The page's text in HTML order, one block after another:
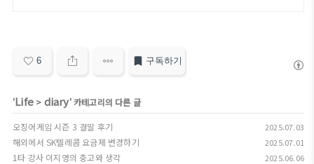
6 구독하기
'Life > diary' 카테고리의 다른 글
오징어게임 시즌 3 결말 후기 2025.07.03
해외에서 SK텔레콤 요금제 변경하기 2025.07.01
1타 강사 이지영의 충고와 생각 2025.06.06